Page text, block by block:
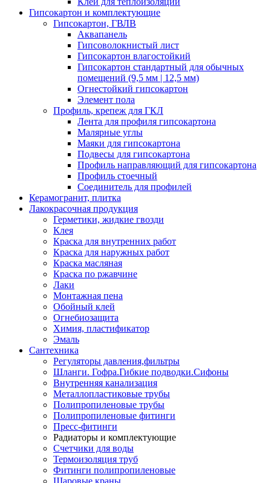
Гипсокартон и комплектующие
Гипсокартон, ГВЛВ
Аквапанель
Гипсоволокнистый лист
Гипсокартон влагостойкий
Гипсокартон стандартный для обычных
помещений (9,5 мм | 12,5 мм)
Огнестойкий гипсокартон
Элемент пола
Профиль, крепеж для ГКЛ
Лента для профиля гипсокартона
Малярные углы
Маяки для гипсокартона
Подвесы для гипсокартона
Профиль направляющий для гипсокартона
Профиль стоечный
Соединитель для профилей
Керамогранит, плитка
Лакокрасочная продукция
Герметики, жидкие гвозди
Клея
Краска для внутренних работ
Краска для наружных работ
Краска масляная
Краска по ржавчине
Лаки
Монтажная пена
Обойный клей
Огнебиозащита
Химия, пластификатор
Эмаль
Сантехника
Регуляторы давления,фильтры
Шланги. Гофра.Гибкие подводки.Сифоны
Внутренняя канализация
Металлопластиковые трубы
Полипропиленовые трубы
Полипропиленовые фитинги
Пресс-фитинги
Радиаторы и комплектующие
Счетчики для воды
Термоизоляция труб
Фитинги полипропиленовые
Шаровые краны